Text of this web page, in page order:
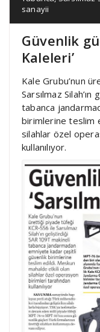
sanayii
Güvenlik
Kaleleri’
Kale Grubu’nun
Sarsılmaz
tabanca
birimlerine teslim
silahlar özel
kullanılıyor.